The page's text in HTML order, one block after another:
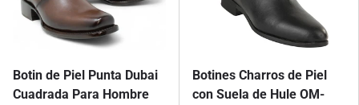
Botin de Piel Punta Dubai
Cuadrada Para Hombre
Botines Charros de Piel
con Suela de Hule OM-